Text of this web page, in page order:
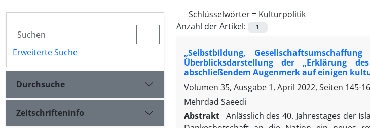
Schlüsselwörter = Kulturpolitik
Anzahl der Artikel:
1
„Selbstbildung,
Überblicksdarstellung der „Erklärung
abschließendem Augenmerk auf einigen
Volumen 35, Ausgabe 1, April 2022, Seiten 145-
Mehrdad Saeedi
Abstrakt Anlässlich des 40. Jahrestages der
Erweiterte Suche
Durchsuche
Zeitschrifteninfo